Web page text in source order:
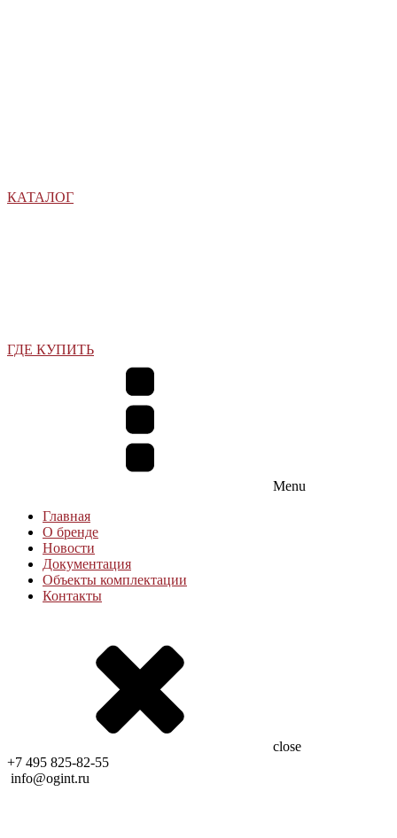
КАТАЛОГ
ГДЕ КУПИТЬ
Menu
Главная
О бренде
Новости
Документация
Объекты комплектации
Контакты
close
+7 495 825-82-55
info@ogint.ru